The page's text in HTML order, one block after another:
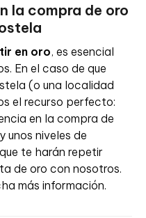
la compra de oro
en oro, es esencial
En el caso de que
(o una localidad
el recurso perfecto:
en la compra de
unos niveles de
te harán repetir
de oro con nosotros.
más información.